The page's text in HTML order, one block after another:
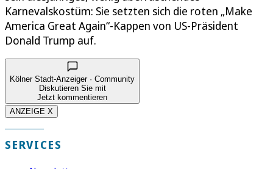
Karnevalskostüm: Sie setzten sich die roten „Make
America Great Again“-Kappen von US-Präsident
Donald Trump auf.
Kölner Stadt-Anzeiger · Community
Diskutieren Sie mit
Jetzt kommentieren
ANZEIGE X
SERVICES